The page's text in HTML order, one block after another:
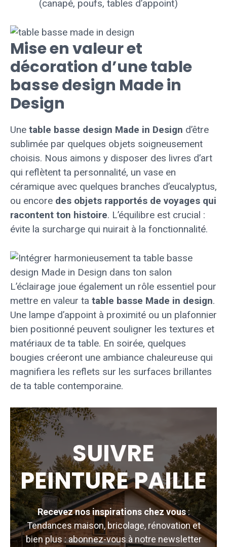
(canapé, poufs, tables d’appoint)
Mise en valeur et
décoration d’une table
basse design Made in
Design
Une table basse design Made in Design d’être
sublimée par quelques objets soigneusement
choisis. Nous aimons y disposer des livres d’art
qui reflètent ta personnalité, un vase en
céramique avec quelques branches d’eucalyptus,
ou encore des objets rapportés de voyages qui
racontent ton histoire. L’équilibre est crucial :
évite la surcharge qui nuirait à la fonctionnalité.
L’éclairage joue également un rôle essentiel pour
mettre en valeur ta table basse Made in design.
Une lampe d’appoint à proximité ou un plafonnier
bien positionné peuvent souligner les textures et
matériaux de ta table. En soirée, quelques
bougies créeront une ambiance chaleureuse qui
magnifiera les reflets sur les surfaces brillantes
de ta table contemporaine.
SUIVRE
PEINTURE PAILLE
Recevez nos inspirations chez vous:
Tendances maison, bricolage, rénovation et
bien plus : abonnez-vous à notre newsletter